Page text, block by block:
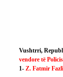
Vushtrri,
vendore të
1- Z. Fatmir